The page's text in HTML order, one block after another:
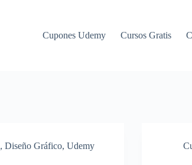
Cupones Udemy Cursos Gratis
,Diseño Gráfico,Udemy